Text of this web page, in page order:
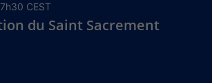
CEST
du Saint Sacrement